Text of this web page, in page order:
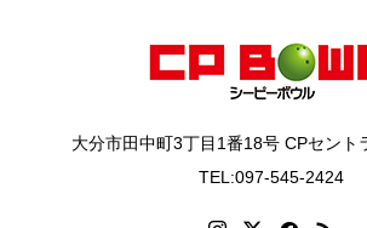
大分市田中町3丁目1番18号 CPセント
TEL:097-545-2424